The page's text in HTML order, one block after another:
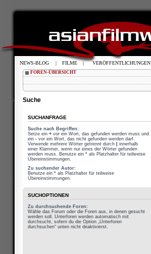
FOREN-ÜBERSICHT
Suche
SUCHANFRAGE
Suche nach Begriffen:
Setze ein + vor ein Wort, das gefunden werden muss und
ein - vor ein Wort, das nicht gefunden werden darf.
Verwende mehrere Wörter getrennt durch
innerhalb
einer Klammer, wenn nur eines der Wörter gefunden
werden muss. Benutze ein * als Platzhalter für teilweise
Übereinstimmungen.
Zu suchender Autor:
Benutze ein * als Platzhalter für teilweise
Übereinstimmungen.
SUCHOPTIONEN
Zu durchsuchende Foren:
Wähle das Forum oder die Foren aus, in denen gesucht
werden soll. Unterforen werden automatisch mit
durchsucht, sofern du die Option „Unterforen
durchsuchen“ unten nicht deaktivierst.
NEWS-BLOG | FILME | VERÖFFENTLICHUNGEN